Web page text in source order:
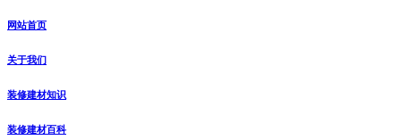
网站首页
关于我们
装修建材知识
装修建材百科